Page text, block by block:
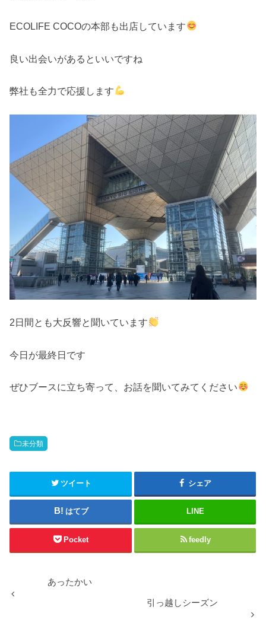
ECOLIFE COCOの本部も出店しています
良い出会いがあるといいですね
弊社も全力で応援します
2日間とも大反響と聞いています
今日が最終日です
ぜひブースに立ち寄って、お話を聞いてみてください
未分類
ツイート シェア
はてブ LINE
Pocket feedly
あったかい
引っ越しシーズン